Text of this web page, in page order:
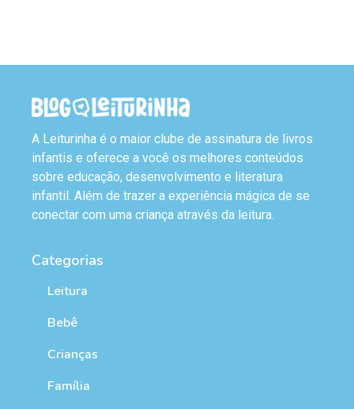
A Leiturinha é o maior clube de assinatura de livros
infantis e oferece a você os melhores conteúdos
sobre educação, desenvolvimento e literatura
infantil. Além de trazer a experiência mágica de se
conectar com uma criança através da leitura.
Categorias
Leitura
Bebê
Crianças
Família